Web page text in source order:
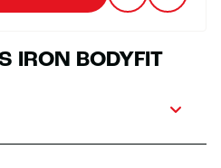
IRON BODYFIT